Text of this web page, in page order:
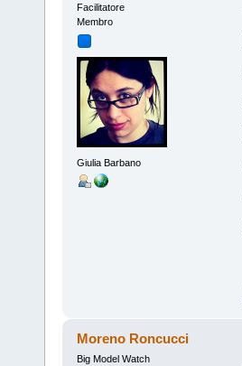
Facilitatore
Membro
Giulia Barbano
Moreno Roncucci
Big Model Watch